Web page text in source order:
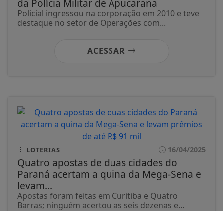
da Polícia Militar de Apucarana
Policial ingressou na corporação em 2010 e teve
destaque no setor de Operações com...
ACESSAR
LOTERIAS 16/04/2025
Quatro apostas de duas cidades do
Paraná acertam a quina da Mega-Sena e
levam...
Apostas foram feitas em Curitiba e Quatro
Barras; ninguém acertou as seis dezenas e...